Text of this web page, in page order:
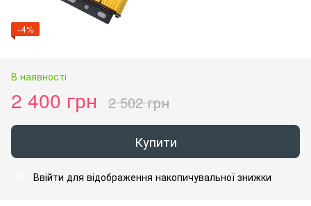
−4%
В наявності
2 400 грн 2 502 грн
Купити
Ввійти для відображення накопичувальної знижки